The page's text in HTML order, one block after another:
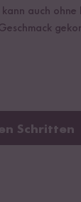
kann auch
Schritten